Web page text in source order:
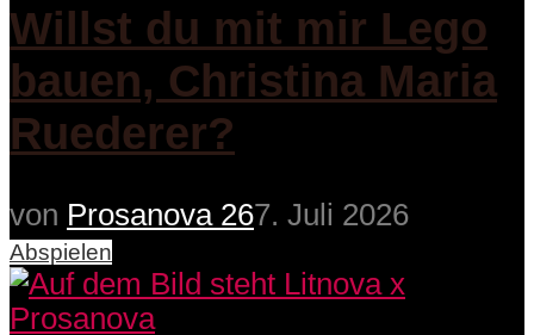
Willst du mit mir Lego
bauen, Christina Maria
Ruederer?
von Prosanova 267. Juli 2026
Abspielen